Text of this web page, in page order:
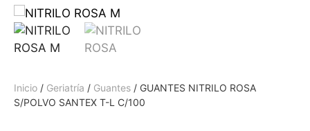
Inicio / Geriatría / Guantes / GUANTES NITRILO ROSA
S/POLVO SANTEX T-L C/100